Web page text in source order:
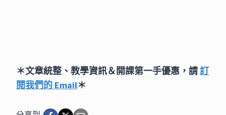
＊文章統整、教學資訊＆開課第一手優惠，請 訂
閱我們的 Email＊